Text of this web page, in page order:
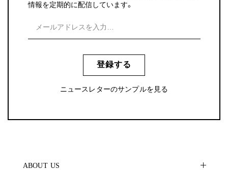
情報を定期的に配信しています。
登録する
ニュースレターのサンプルを見る
ABOUT US